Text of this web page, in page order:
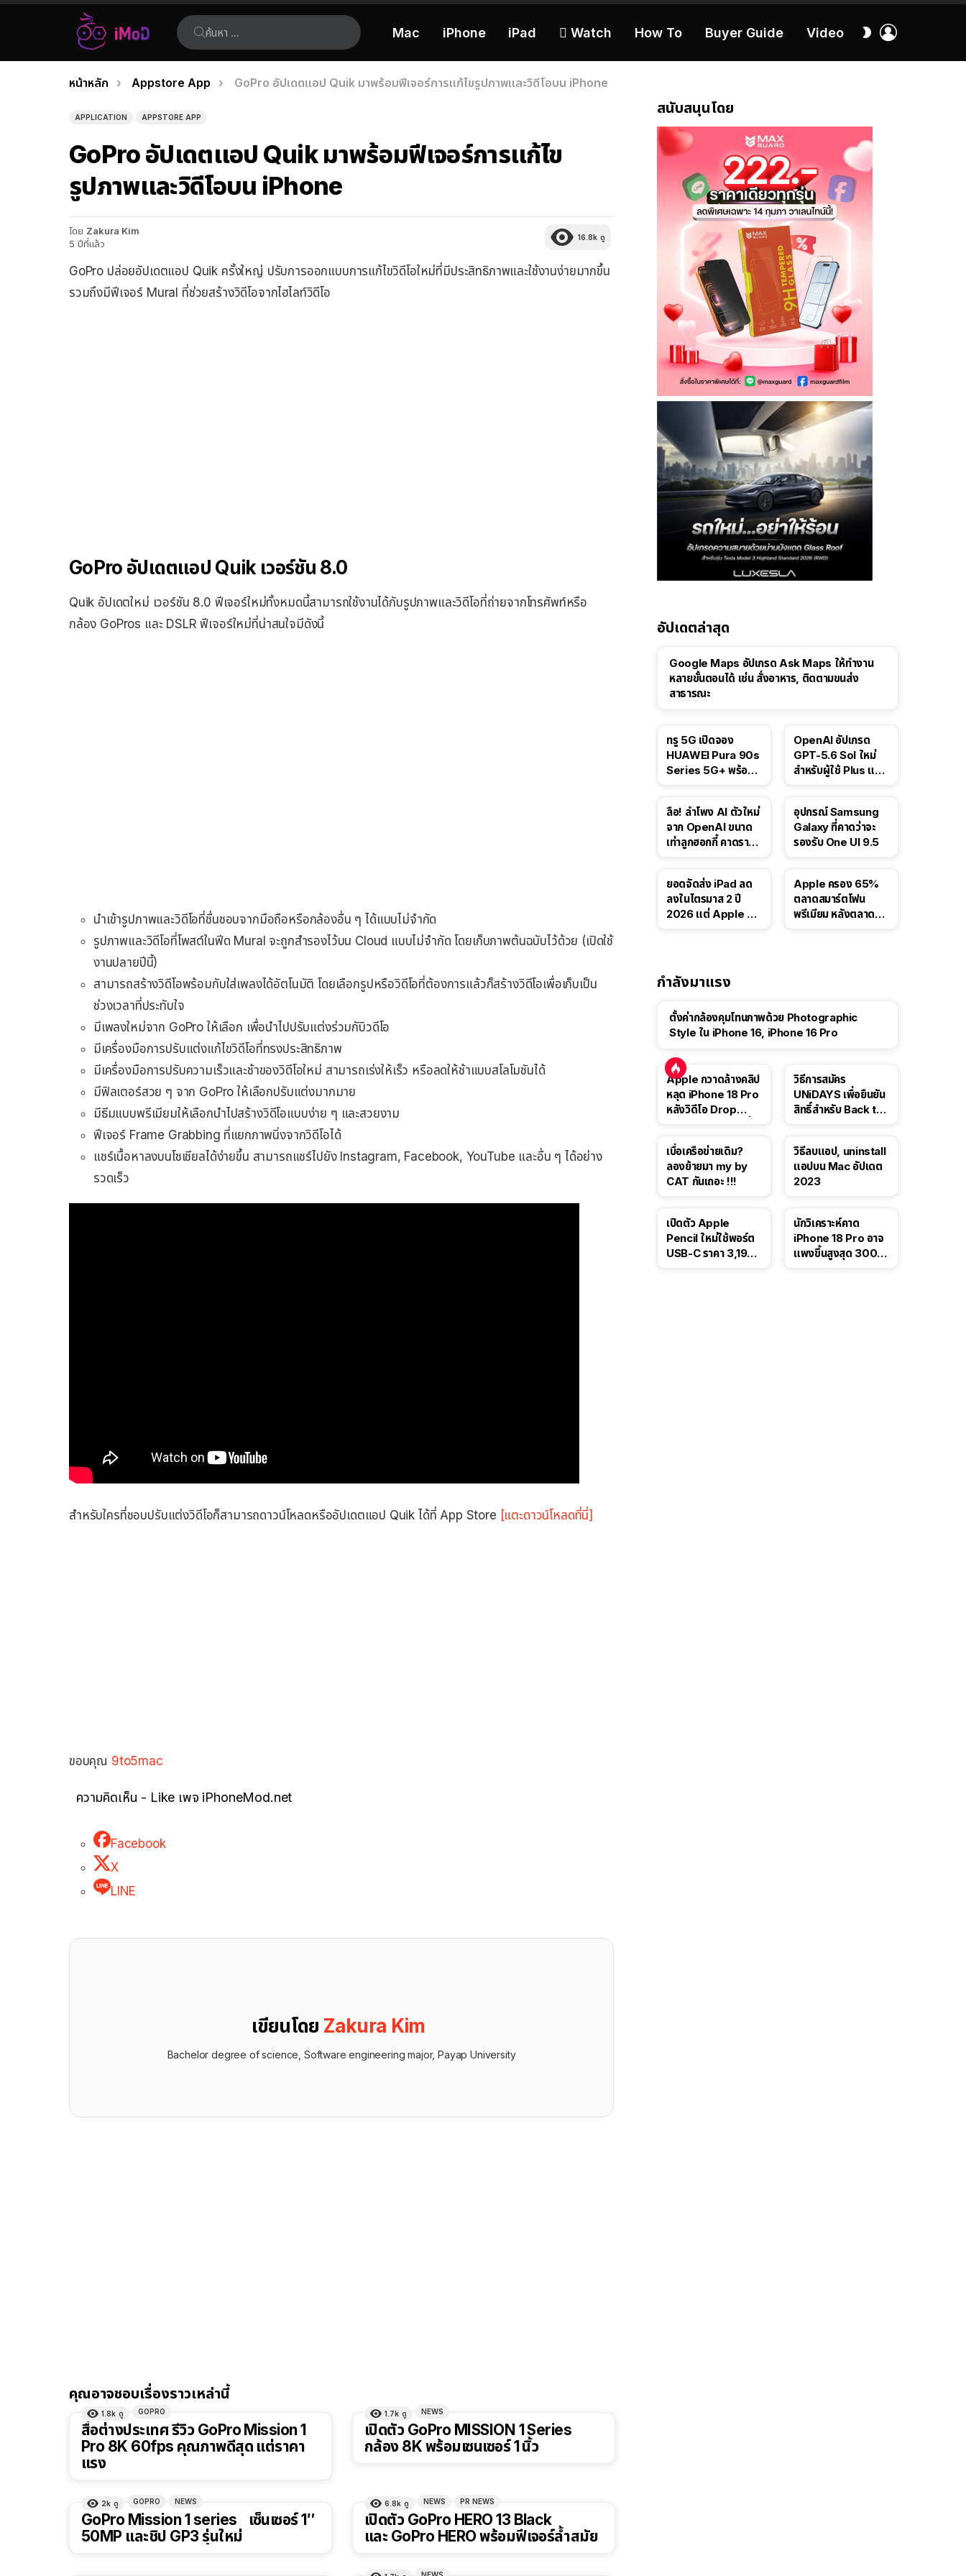
ค้นหา:
Mac iPhone iPad  Watch How To Buyer Guide Video
สลับ
เรื่อง
ล่าสุด
คุณอยู่ที่นี่:
หน้าหลัก Appstore App GoPro อัปเดตแอป Quik มาพร้อมฟีเจอร์การแก้ไขรูปภาพและวิดีโอบน iPhone
APPLICATION APPSTORE APP
GoPro อัปเดตแอป Quik มาพร้อมฟีเจอร์การแก้ไข
รูปภาพและวิดีโอบน iPhone
โดย Zakura Kim
5 ปีที่แล้ว
16.8k ดู
GoPro ปล่อยอัปเดตแอป Quik ครั้งใหญ่ ปรับการออกแบบการแก้ไขวิดีโอใหม่ที่มีประสิทธิภาพและใช้งานง่ายมากขึ้น
รวมถึงมีฟีเจอร์ Mural ที่ช่วยสร้างวิดีโอจากไฮไลท์วิดีโอ
GoPro อัปเดตแอป Quik เวอร์ชัน 8.0
Quik อัปเดตใหม่ เวอร์ชัน 8.0 ฟีเจอร์ใหม่ทั้งหมดนี้สามารถใช้งานได้กับรูปภาพและวิดีโอที่ถ่ายจากโทรศัพท์หรือ
กล้อง GoPros และ DSLR ฟีเจอร์ใหม่ที่น่าสนใจมีดังนี้
นำเข้ารูปภาพและวิดีโอที่ชื่นชอบจากมือถือหรือกล้องอื่น ๆ ได้แบบไม่จำกัด
รูปภาพและวิดีโอที่โพสต์ในฟีด Mural จะถูกสำรองไว้บน Cloud แบบไม่จำกัด โดยเก็บภาพต้นฉบับไว้ด้วย (เปิดใช้
งานปลายปีนี้)
สามารถสร้างวิดีโอพร้อมกับใส่เพลงได้อัตโนมัติ โดยเลือกรูปหรือวิดีโอที่ต้องการแล้วก็สร้างวิดีโอเพื่อเก็บเป็น
ช่วงเวลาที่ประทับใจ
มีเพลงใหม่จาก GoPro ให้เลือก เพื่อนำไปปรับแต่งร่วมกับิวดีโอ
มีเครื่องมือการปรับแต่งแก้ไขวิดีโอที่ทรงประสิทธิภาพ
มีเครื่องมือการปรับความเร็วและช้าของวิดีโอใหม่ สามารถเร่งให้เร็ว หรือลดให้ช้าแบบสโลโมชันได้
มีฟิลเตอร์สวย ๆ จาก GoPro ให้เลือกปรับแต่งมากมาย
มีธีมแบบพรีเมียมให้เลือกนำไปสร้างวิดีโอแบบง่าย ๆ และสวยงาม
ฟีเจอร์ Frame Grabbing ที่แยกภาพนิ่งจากวิดีโอได้
แชร์เนื้อหาลงบนโซเชียลได้ง่ายขึ้น สามารถแชร์ไปยัง Instagram, Facebook, YouTube และอื่น ๆ ได้อย่าง
รวดเร็ว
สำหรับใครที่ชอบปรับแต่งวิดีโอก็สามารถดาวน์โหลดหรืออัปเดตแอป Quik ได้ที่ App Store [แตะดาวน์โหลดที่นี่]
ขอบคุณ 9to5mac
ความคิดเห็น - Like เพจ iPhoneMod.net
Facebook
X
LINE
เขียนโดย Zakura Kim
Bachelor degree of science, Software engineering major, Payap University
คุณอาจชอบเรื่องราวเหล่านี้
1.8k ดู GOPRO
สื่อต่างประเทศ รีวิว GoPro Mission 1
Pro 8K 60fps คุณภาพดีสุด แต่ราคา
แรง
1.7k ดู NEWS
เปิดตัว GoPro MISSION 1 Series
กล้อง 8K พร้อมเซนเซอร์ 1 นิ้ว
2k ดู GOPRO NEWS
GoPro Mission 1 series เซ็นเซอร์ 1″
50MP และชิป GP3 รุ่นใหม่
6.8k ดู NEWS PR NEWS
เปิดตัว GoPro HERO 13 Black
และ GoPro HERO พร้อมฟีเจอร์ล้ำสมัย
สนับสนุนโดย
อัปเดตล่าสุด
Google Maps อัปเกรด Ask Maps ให้ทำงาน
หลายขั้นตอนได้ เช่น สั่งอาหาร, ติดตามขนส่ง
สาธารณะ
ทรู 5G เปิดจอง
HUAWEI Pura 90s
Series 5G+ พร้อม
OpenAI อัปเกรด
GPT-5.6 Sol ใหม่
สำหรับผู้ใช้ Plus และ
ลือ! ลำโพง AI ตัวใหม่
จาก OpenAI ขนาด
เท่าลูกฮอกกี้ คาดราคา
อุปกรณ์ Samsung
Galaxy ที่คาดว่าจะ
รองรับ One UI 9.5
ยอดจัดส่ง iPad ลด
ลงในไตรมาส 2 ปี
2026 แต่ Apple ยัง
Apple ครอง 65%
ตลาดสมาร์ตโฟน
พรีเมียม หลังตลาดทำ
กำลังมาแรง
ตั้งค่ากล้องคุมโทนภาพด้วย Photographic
Style ใน iPhone 16, iPhone 16 Pro
Apple กวาดล้างคลิป
หลุด iPhone 18 Pro
หลังวิดีโอ Drop
วิธีการสมัคร
UNiDAYS เพื่อยืนยัน
สิทธิ์สำหรับ Back to
เบื่อเครือข่ายเดิม?
ลองย้ายมา my by
CAT กันเถอะ !!!
วิธีลบแอป, uninstall
แอปบน Mac อัปเดต
2023
เปิดตัว Apple
Pencil ใหม่ใช้พอร์ต
USB-C ราคา 3,190
นักวิเคราะห์คาด
iPhone 18 Pro อาจ
แพงขึ้นสูงสุด 300